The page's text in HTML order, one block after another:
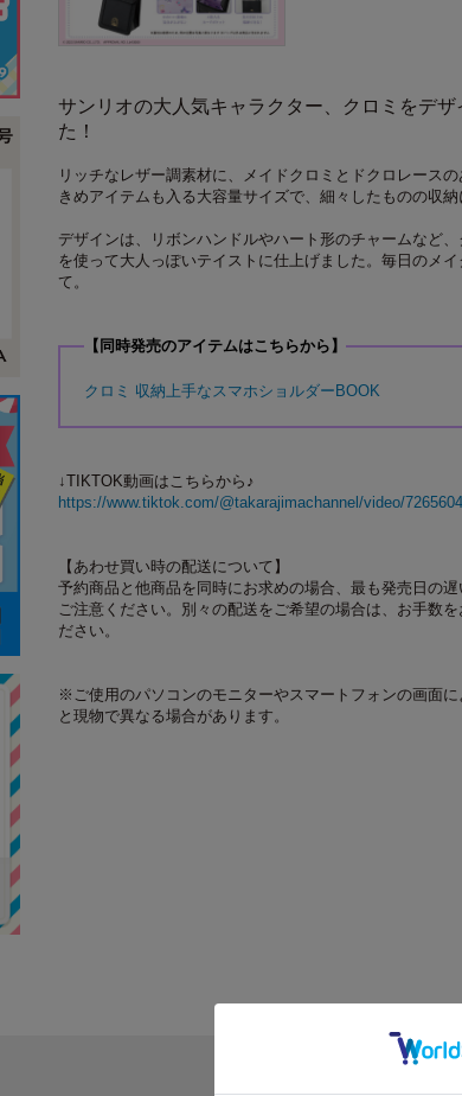
サンリオの大人気キャラクター、クロミをデ
た！
リッチなレザー調素材に、メイドクロミとドクロレース
きめアイテムも入る大容量サイズで、細々したものの収
デザインは、リボンハンドルやハート形のチャームなど
を使って大人っぽいテイストに仕上げました。毎日のメ
て。
【同時発売のアイテムはこちらから】
クロミ 収納上手なスマホショルダーBOOK
↓TIKTOK動画はこちらから♪
https://www.tiktok.com/@takarajimachannel/video/
【あわせ買い時の配送について】
予約商品と他商品を同時にお求めの場合、最も発売日の
ご注意ください。別々の配送をご希望の場合は、お手数
ださい。
※ご使用のパソコンのモニターやスマートフォンの画面
と現物で異なる場合があります。